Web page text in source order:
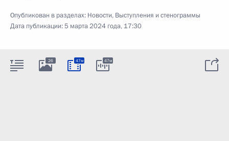
Опубликован в разделах: Новости, Выступления и стенограммы
Дата публикации:5 марта 2024 года, 17:30
26 47м 47м